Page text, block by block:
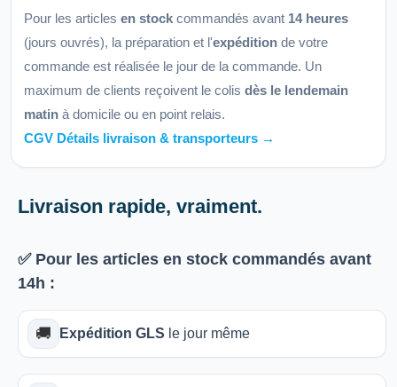
Pour les articles en stock commandés avant 14 heures
(jours ouvrés), la préparation et l'expédition de votre
commande est réalisée le jour de la commande. Un
maximum de clients reçoivent le colis dès le lendemain
matin à domicile ou en point relais.
CGV Détails livraison & transporteurs →
Livraison rapide, vraiment.
✅ Pour les articles en stock commandés avant
14h :
🚚 Expédition GLS le jour même